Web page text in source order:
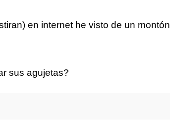
en internet he visto de un montón
sus agujetas?